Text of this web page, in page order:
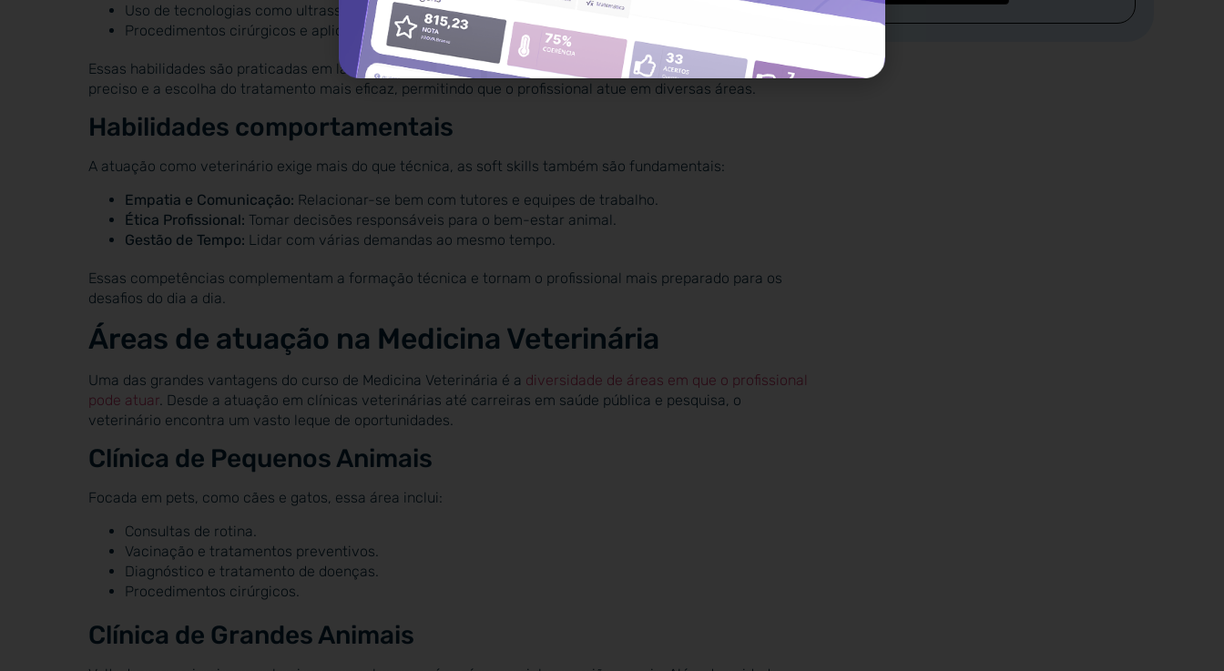
Uso de tecnologias como ultrassonografia e radiologia.
Procedimentos cirúrgicos e aplicação de tratamentos.
Essas habilidades são praticadas em laboratórios, clínicas e estágios, sendo importantes para o diagnóstico
preciso e a escolha do tratamento mais eficaz, permitindo que o profissional atue em diversas áreas.
Habilidades comportamentais
A atuação como veterinário exige mais do que técnica, as soft skills também são fundamentais:
Empatia e Comunicação: Relacionar-se bem com tutores e equipes de trabalho.
Ética Profissional: Tomar decisões responsáveis para o bem-estar animal.
Gestão de Tempo: Lidar com várias demandas ao mesmo tempo.
Essas competências complementam a formação técnica e tornam o profissional mais preparado para os
desafios do dia a dia.
Áreas de atuação na Medicina Veterinária
Uma das grandes vantagens do curso de Medicina Veterinária é a diversidade de áreas em que o profissional
pode atuar. Desde a atuação em clínicas veterinárias até carreiras em saúde pública e pesquisa, o
veterinário encontra um vasto leque de oportunidades.
Clínica de Pequenos Animais
Focada em pets, como cães e gatos, essa área inclui:
Consultas de rotina.
Vacinação e tratamentos preventivos.
Diagnóstico e tratamento de doenças.
Procedimentos cirúrgicos.
Clínica de Grandes Animais